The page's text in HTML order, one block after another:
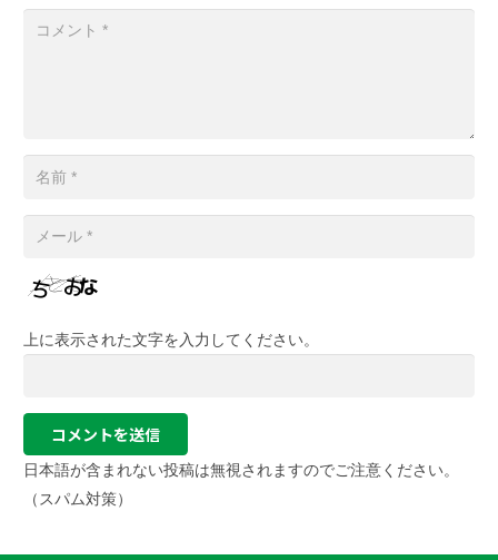
上に表示された文字を入力してください。
コメントを送信
日本語が含まれない投稿は無視されますのでご注意ください。
（スパム対策）